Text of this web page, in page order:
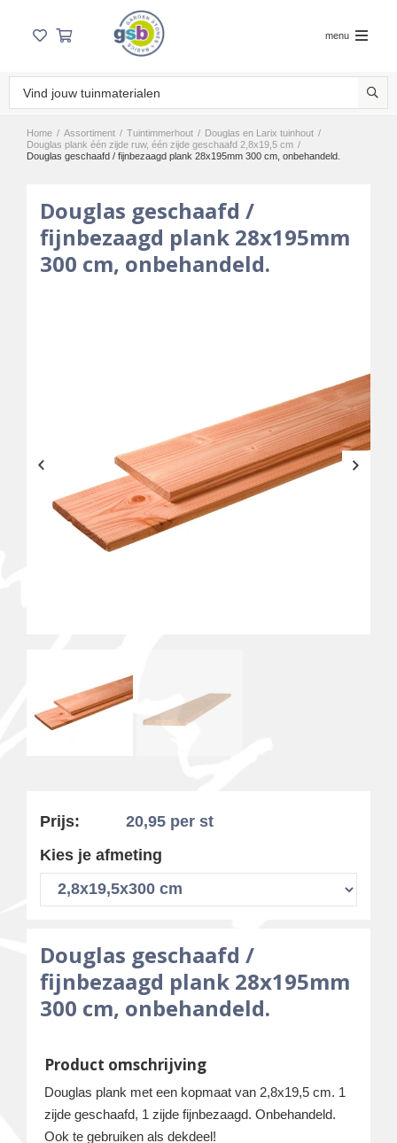
menu
Home / Assortiment / Tuintimmerhout / Douglas en Larix tuinhout /
Douglas plank één zijde ruw, één zijde geschaafd 2,8x19,5 cm /
Douglas geschaafd / fijnbezaagd plank 28x195mm 300 cm, onbehandeld.
Douglas geschaafd /
fijnbezaagd plank 28x195mm
300 cm, onbehandeld.
Prijs: 20,95 per st
Kies je afmeting
Douglas geschaafd /
fijnbezaagd plank 28x195mm
300 cm, onbehandeld.
Product omschrijving
Douglas plank met een kopmaat van 2,8x19,5 cm. 1
zijde geschaafd, 1 zijde fijnbezaagd. Onbehandeld.
Ook te gebruiken als dekdeel!